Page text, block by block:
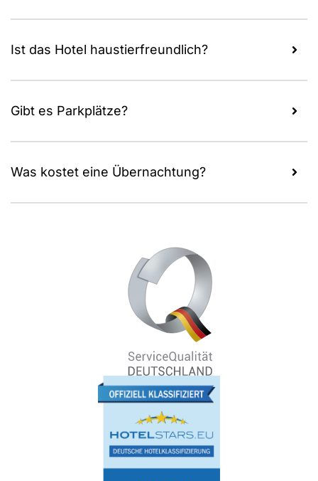
Ist das Hotel haustierfreundlich?
Gibt es Parkplätze?
Was kostet eine Übernachtung?